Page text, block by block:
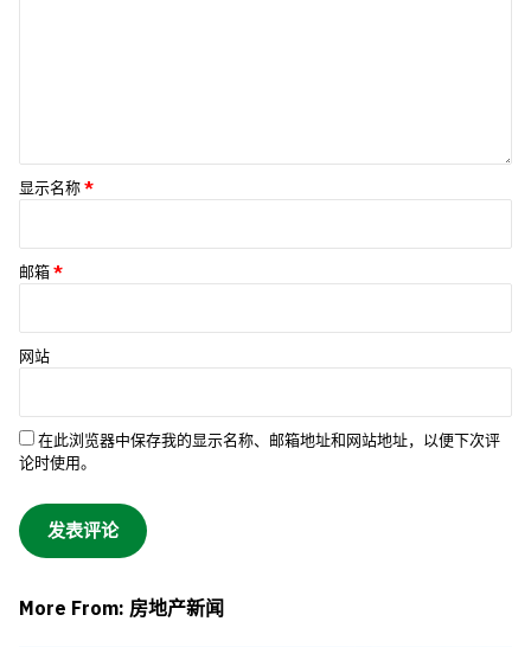
显示名称*
邮箱*
网站
在此浏览器中保存我的显示名称、邮箱地址和网站地址，以便下次评
论时使用。
More From: 房地产新闻